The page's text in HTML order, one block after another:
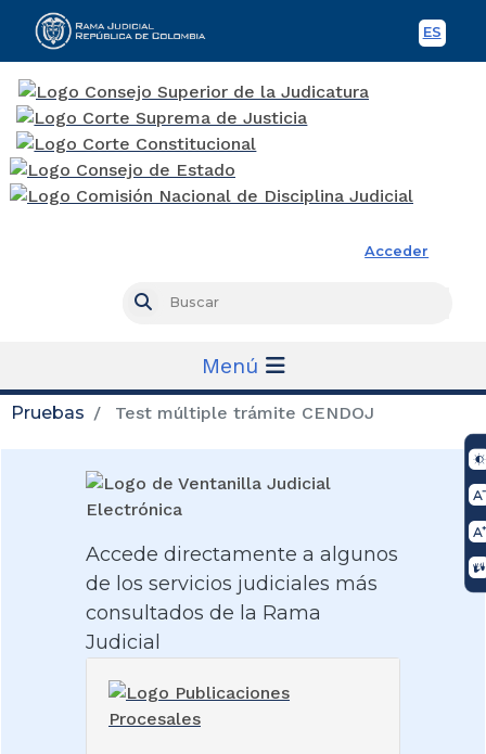
ES
Acceder
Buscar
Menú
Pruebas Test múltiple trámite CENDOJ
Accede directamente a algunos
de los servicios judiciales más
consultados de la Rama
Judicial